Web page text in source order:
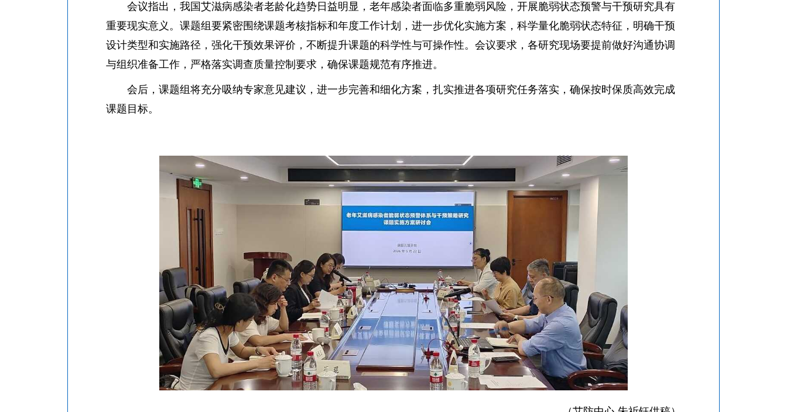
会议指出，我国艾滋病感染者老龄化趋势日益明显，老年感染者面临多重脆弱风险，开展脆弱状态预警与干预研究具有
重要现实意义。课题组要紧密围绕课题考核指标和年度工作计划，进一步优化实施方案，科学量化脆弱状态特征，明确干预
设计类型和实施路径，强化干预效果评价，不断提升课题的科学性与可操作性。会议要求，各研究现场要提前做好沟通协调
与组织准备工作，严格落实调查质量控制要求，确保课题规范有序推进。
会后，课题组将充分吸纳专家意见建议，进一步完善和细化方案，扎实推进各项研究任务落实，确保按时保质高效完成
课题目标。